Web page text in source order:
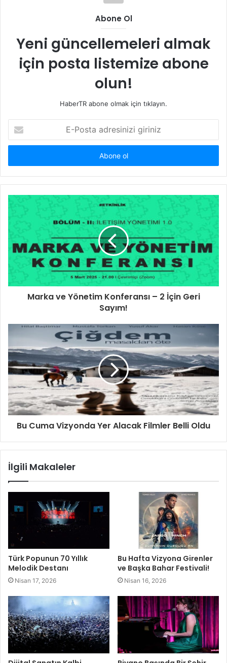
Abone Ol
Yeni güncellemeleri almak
için posta listemize abone
olun!
HaberTR abone olmak için tıklayın.
Posta
adresinizi
Marka ve Yönetim Konferansı – 2 İçin Geri
Sayım!
Bu Cuma Vizyonda Yer Alacak Filmler Belli Oldu
İlgili Makaleler
Türk Popunun 70 Yıllık
Melodik Destanı
Nisan 17, 2026
Bu Hafta Vizyona Girenler
ve Başka Bahar Festivali!
Nisan 16, 2026